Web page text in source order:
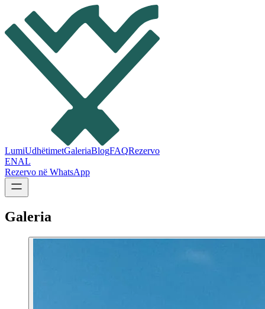
LumiUdhëtimetGaleriaBlogFAQRezervo
ENAL
Rezervo në WhatsApp
Galeria